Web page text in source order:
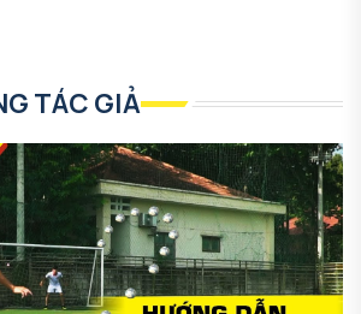
TÁC GIẢ